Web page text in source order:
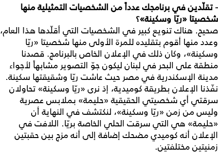
- تقلّدين في برنامجك عدداً من الشخصيات التمثيلية منها
شخصيتا «ريّا وسكينة»؟
صحيح. هناك تنويع كبير في الشخصيات التي أقلّدها هذا العام،
وعدد منها أقوم بتقليده للمرة الأولى منها شخصيتا «ريّا
وسكينة»، وكان ذلك في الإعلان الخاص بالبرنامج. قصدنا
منطقة على البحر في لبنان ليكون جوّ التصوير مشابهاً لأجواء
مدينة الإسكندرية في مصر حيث عاشت ريّا وشقيقتها سكينة.
نفّذنا الإعلان بطريقة كوميدية، إذ نرى «ريّا وسكينة» تحاولان
سرقتي أي شخصيتي الحقيقية «حليمة» بملابس عصرية
وليس من زمن «ريّا وسكينة»، لنكتشف في النهاية أن
«حليمة» هي التي سرقت الحلي الخاصة بريّا. اللافت في
الإعلان أنه كوميدي مضحك إضافة إلى أنه مزج بين حقبتين
زمنيتين مختلفتين.